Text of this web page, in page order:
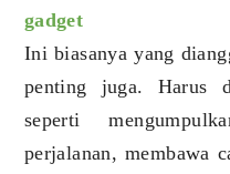
gadget
Ini biasanya yang
penting juga. Harus
seperti
perjalanan, membawa